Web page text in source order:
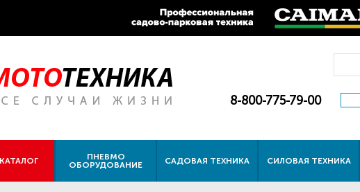
8-800-775-79-00
КАТАЛОГ
ПНЕВМО
ОБОРУДОВАНИЕ
САДОВАЯ ТЕХНИКА СИЛОВАЯ ТЕХНИКА